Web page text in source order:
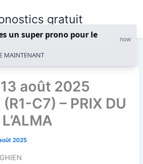
gratuit
août 2025
C7) – PRIX DU
2025
un super prono pour le
now
MAINTENANT